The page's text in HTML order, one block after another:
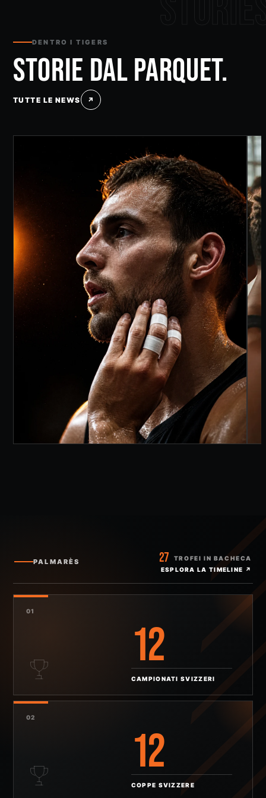
DENTRO I TIGERS
STORIE DAL PARQUET.
TUTTE LE NEWS ↗
STAGIONE COMINCIA
QUI
Lugano, il parquet e una storia che continua a
PALMARÈS 27
TROFEI IN BACHECA
ESPLORA LA TIMELINE ↗
01
12
CAMPIONATI SVIZZERI
02
12
COPPE SVIZZERE